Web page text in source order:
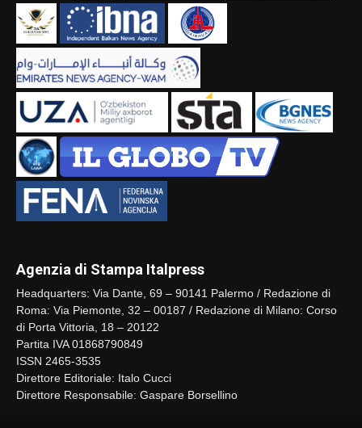
Agenzia di Stampa Italpress
Headquarters: Via Dante, 69 – 90141 Palermo / Redazione di
Roma: Via Piemonte, 32 – 00187 / Redazione di Milano: Corso
di Porta Vittoria, 18 – 20122
Partita IVA 01868790849
ISSN 2465-3535
Direttore Editoriale: Italo Cucci
Direttore Responsabile: Gaspare Borsellino